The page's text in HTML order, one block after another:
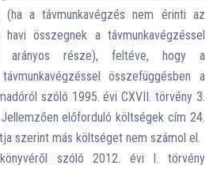
(ha a távmunkavégzés nem érinti az
összegnek a távmunkavégzéssel
arányos része), feltéve, hogy a
összefüggésben a
szóló 1995. évi CXVII. törvény 3.
előforduló költségek cím 24.
szerint más költséget nem számol el.
szóló 2012. évi I. törvény